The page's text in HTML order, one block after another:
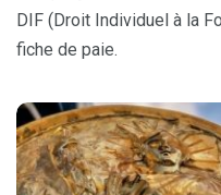
DIF (Droit Individuel à la
fiche de paie.